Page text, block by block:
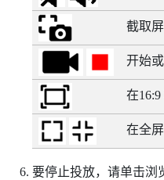
截取
开始
在
在全
要停止投放，请单击浏